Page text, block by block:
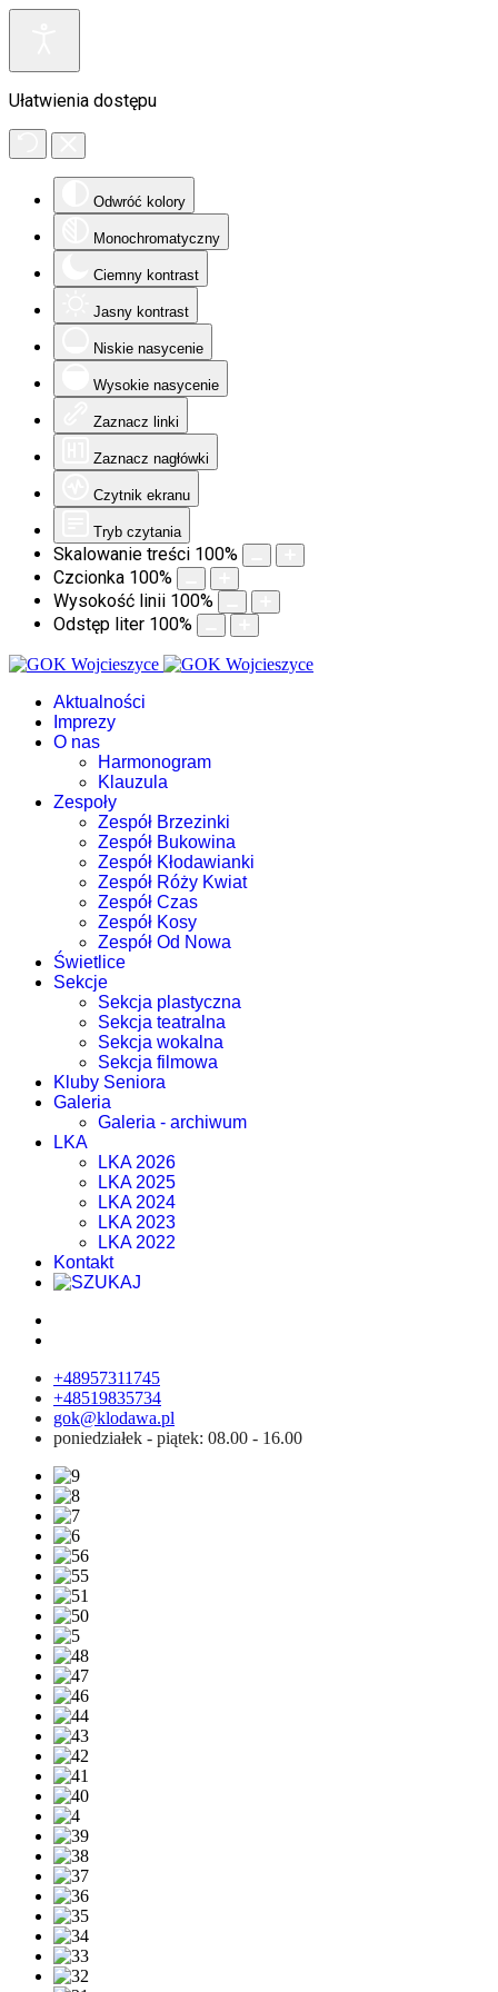
Ułatwienia dostępu
Odwróć kolory
Monochromatyczny
Ciemny kontrast
Jasny kontrast
Niskie nasycenie
Wysokie nasycenie
Zaznacz linki
Zaznacz nagłówki
Czytnik ekranu
Tryb czytania
Skalowanie treści 100%
Czcionka 100%
Wysokość linii 100%
Odstęp liter 100%
Aktualności
Imprezy
O nas
Harmonogram
Klauzula
Zespoły
Zespół Brzezinki
Zespół Bukowina
Zespół Kłodawianki
Zespół Róży Kwiat
Zespół Czas
Zespół Kosy
Zespół Od Nowa
Świetlice
Sekcje
Sekcja plastyczna
Sekcja teatralna
Sekcja wokalna
Sekcja filmowa
Kluby Seniora
Galeria
Galeria - archiwum
LKA
LKA 2026
LKA 2025
LKA 2024
LKA 2023
LKA 2022
Kontakt
+48957311745
+48519835734
gok@klodawa.pl
poniedziałek - piątek: 08.00 - 16.00